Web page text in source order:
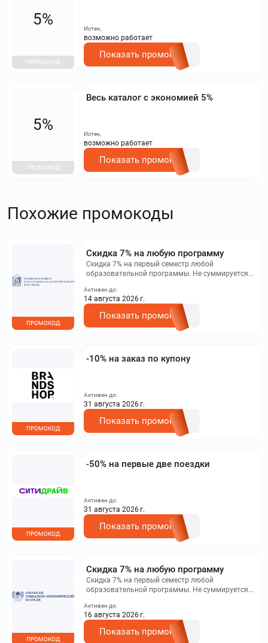
5%
ПРОМОКОД
Истек,
возможно работает
Показать промокод
Весь каталог с экономией 5%
5%
ПРОМОКОД
Истек,
возможно работает
Показать промокод
Похожие промокоды
Скидка 7% на любую программу
Скидка 7% на первый семестр любой
образовательной программы. Не суммируется с
на сайте.
ПРОМОКОД
Активен до:
14 августа 2026 г.
Показать промокод
-10% на заказ по купону
ПРОМОКОД
Активен до:
31 августа 2026 г.
Показать промокод
-50% на первые две поездки
ПРОМОКОД
Активен до:
31 августа 2026 г.
Показать промокод
Скидка 7% на любую программу
Скидка 7% на первый семестр любой
образовательной программы. Не суммируется с
на сайте.
ПРОМОКОД
Активен до:
16 августа 2026 г.
Показать промокод